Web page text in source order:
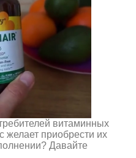
витаминных
желает приобрести их
Давайте